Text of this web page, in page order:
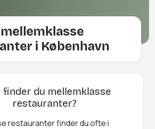
i København
finder du mellemklasse
restauranter?
restauranter finder du ofte i